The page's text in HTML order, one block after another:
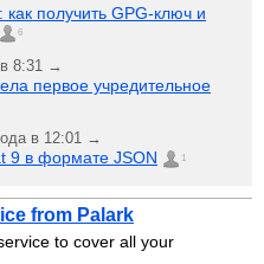
получить GPG-ключ и
6
в 8:31 →
первое учредительное
в 12:01 →
9 в формате JSON 1
from Palark
to cover all your